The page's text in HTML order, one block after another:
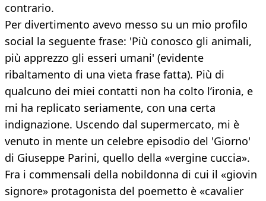
contrario.
Per divertimento avevo messo su un mio profilo
social la seguente frase: 'Più conosco gli animali,
più apprezzo gli esseri umani' (evidente
ribaltamento di una vieta frase fatta). Più di
qualcuno dei miei contatti non ha colto l’ironia, e
mi ha replicato seriamente, con una certa
indignazione. Uscendo dal supermercato, mi è
venuto in mente un celebre episodio del 'Giorno'
di Giuseppe Parini, quello della «vergine cuccia».
Fra i commensali della nobildonna di cui il «giovin
signore» protagonista del poemetto è «cavalier